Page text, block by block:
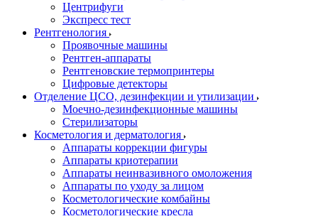
Центрифуги
Экспресс тест
Рентгенология
Проявочные машины
Рентген-аппараты
Рентгеновские термопринтеры
Цифровые детекторы
Отделение ЦСО, дезинфекции и утилизации
Моечно-дезинфекционные машины
Стерилизаторы
Косметология и дерматология
Аппараты коррекции фигуры
Аппараты криотерапии
Аппараты неинвазивного омоложения
Аппараты по уходу за лицом
Косметологические комбайны
Косметологические кресла